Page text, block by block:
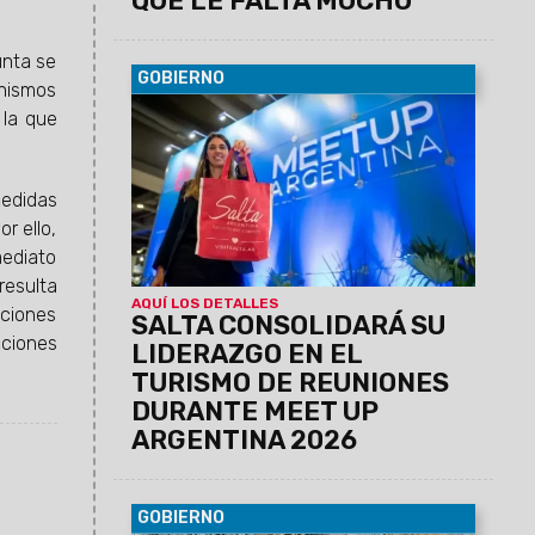
se
que
ello,
GOBIERNO
AQUÍ LOS DETALLES
SALTA CONSOLIDARÁ SU
LIDERAZGO EN EL
TURISMO DE REUNIONES
DURANTE MEET UP
ARGENTINA 2026
05/08/2026 El Gobierno provincial y el
sector privado desplegarán una intensa
agenda de negocios en Buenos Aires,
que incluirá la asamblea del CFT y un
encuentro clave sobre estadísticas
turísticas federales.
GOBIERNO